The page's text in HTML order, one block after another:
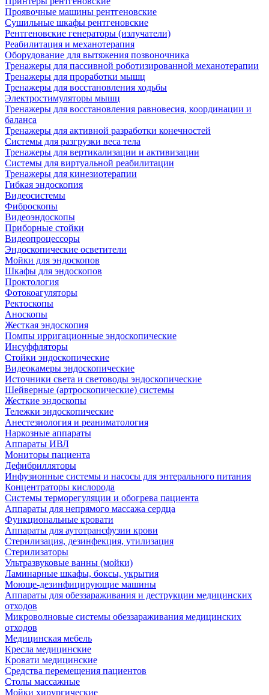
Проявочные машины рентгеновские
Сушильные шкафы рентгеновские
Рентгеновские генераторы (излучатели)
Реабилитация и механотерапия
Оборудование для вытяжения позвоночника
Тренажеры для пассивной роботизированной механотерапии
Тренажеры для проработки мышц
Тренажеры для восстановления ходьбы
Электростимуляторы мышц
Тренажеры для восстановления равновесия, координации и
баланса
Тренажеры для активной разработки конечностей
Системы для разгрузки веса тела
Тренажеры для вертикализации и активизации
Системы для виртуальной реабилитации
Тренажеры для кинезиотерапии
Гибкая эндоскопия
Видеосистемы
Фиброскопы
Видеоэндоскопы
Приборные стойки
Видеопроцессоры
Эндоскопические осветители
Мойки для эндоскопов
Шкафы для эндоскопов
Проктология
Фотокоагуляторы
Ректоскопы
Аноскопы
Жесткая эндоскопия
Помпы ирригационные эндоскопические
Инсуффляторы
Стойки эндоскопические
Видеокамеры эндоскопические
Источники света и световоды эндоскопические
Шейверные (артроскопические) системы
Жесткие эндоскопы
Тележки эндоскопические
Анестезиология и реаниматология
Наркозные аппараты
Аппараты ИВЛ
Мониторы пациента
Дефибрилляторы
Инфузионные системы и насосы для энтерального питания
Концентраторы кислорода
Системы терморегуляции и обогрева пациента
Аппараты для непрямого массажа сердца
Функциональные кровати
Аппараты для аутотрансфузии крови
Стерилизация, дезинфекция, утилизация
Стерилизаторы
Ультразвуковые ванны (мойки)
Ламинарные шкафы, боксы, укрытия
Моюще-дезинфицирующие машины
Аппараты для обеззараживания и деструкции медицинских
отходов
Микроволновые системы обеззараживания медицинских
отходов
Медицинская мебель
Кресла медицинские
Кровати медицинские
Средства перемещения пациентов
Столы массажные
Мойки хирургические